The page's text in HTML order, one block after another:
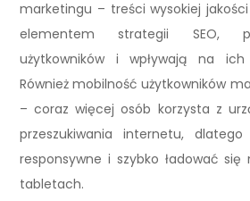
marketingu – treści wysokiej
elementem strategii SEO,
użytkowników i wpływają na ich
Również mobilność użytkowników
– coraz więcej osób korzysta z
przeszukiwania internetu,
responsywne i szybko ładować
tabletach.